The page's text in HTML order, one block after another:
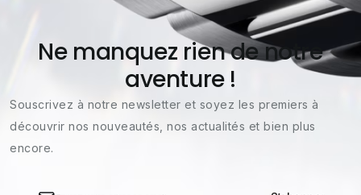
Ne manquez rien de notre
aventure !
Souscrivez à notre newsletter et soyez les premiers à
découvrir nos nouveautés, nos actualités et bien plus
encore.